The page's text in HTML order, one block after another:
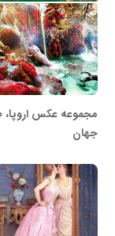
مجموعه عکس
جهان